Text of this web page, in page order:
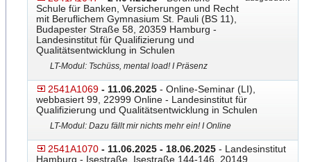
Schule für Banken, Versicherungen und Recht
mit Beruflichem Gymnasium St. Pauli (BS 11),
Budapester Straße 58, 20359 Hamburg -
Landesinstitut für Qualifizierung und
Qualitätsentwicklung in Schulen
LT-Modul: Tschüss, mental load! I Präsenz
2541A1069 - 11.06.2025 - Online-Seminar (LI),
webbasiert 99, 22999 Online - Landesinstitut für
Qualifizierung und Qualitätsentwicklung in Schulen
LT-Modul: Dazu fällt mir nichts mehr ein! I Online
2541A1070 - 11.06.2025 - 18.06.2025 - Landesinstitut
Hamburg - Isestraße, Isestraße 144-146, 20149